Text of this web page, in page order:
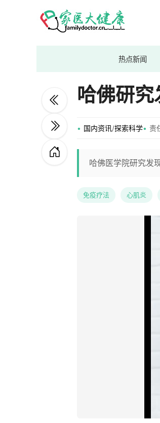
热点新闻
哈佛研
国内资讯/探索科学 责
哈佛医学院研究发
免疫疗法 心肌炎